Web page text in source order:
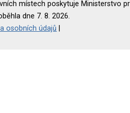
místech poskytuje Ministerstvo
dne 7. 8. 2026.
osobních údajů